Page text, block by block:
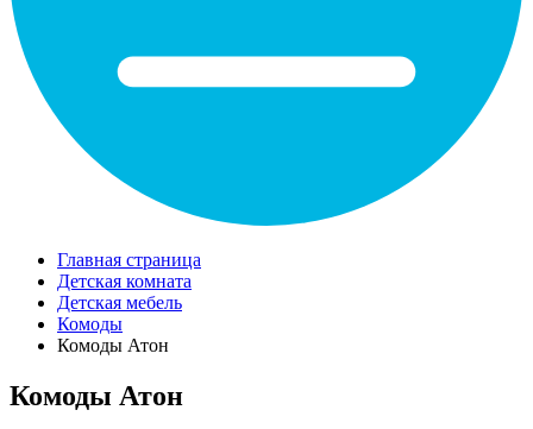
Главная страница
Детская комната
Детская мебель
Комоды
Комоды Атон
Комоды Атон